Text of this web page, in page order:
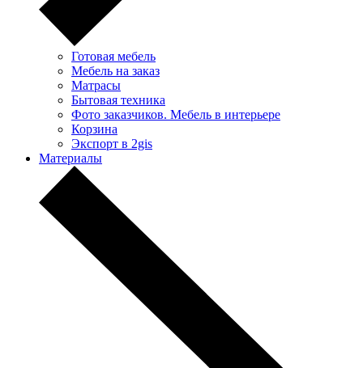
Готовая мебель
Мебель на заказ
Матрасы
Бытовая техника
Фото заказчиков. Мебель в интерьере
Корзина
Экспорт в 2gis
Материалы